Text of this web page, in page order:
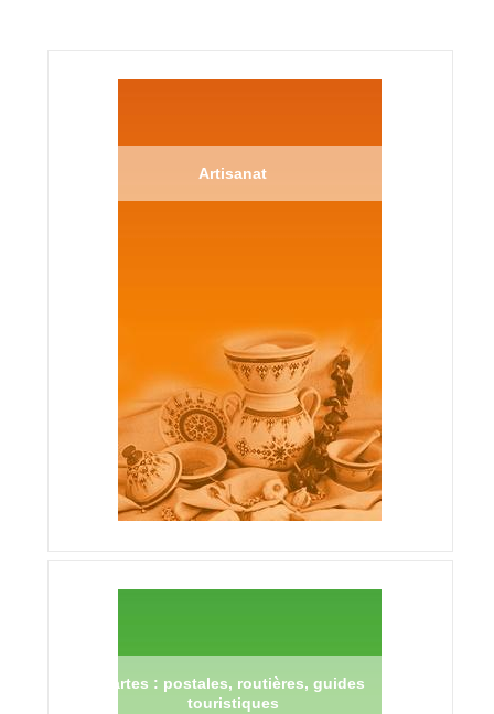
Artisanat
Cartes : postales, routières, guides
touristiques